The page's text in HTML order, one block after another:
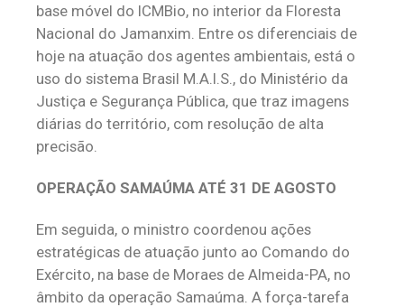
base móvel do ICMBio, no interior da Floresta
Nacional do Jamanxim. Entre os diferenciais de
hoje na atuação dos agentes ambientais, está o
uso do sistema Brasil M.A.I.S., do Ministério da
Justiça e Segurança Pública, que traz imagens
diárias do território, com resolução de alta
precisão.
OPERAÇÃO SAMAÚMA ATÉ 31 DE AGOSTO
Em seguida, o ministro coordenou ações
estratégicas de atuação junto ao Comando do
Exército, na base de Moraes de Almeida-PA, no
âmbito da operação Samaúma. A força-tarefa